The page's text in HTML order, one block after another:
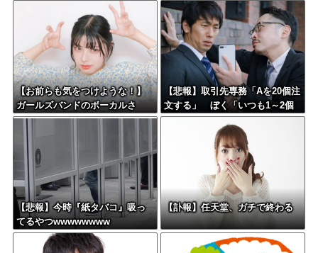
【お前らも気をつけような！】
ガールズバンドのボーカルさ
ん、客席ダイブした結果『こ
う』なってしまいお気持ち表明
してしまう…
【悲報】取引先専務「Aを20個注
文する」 ぼく「いつも1～2個
しか使わないけど本当に20であ
ってる？」 取専「あってる」
→結果『こう』なったんだがコ
レワイが悪いん
か？？？？？？？？
【悲報】今時『紙タバコ』吸っ
てるやつwwwwwwww
【訃報】任天堂、ガチで終わる